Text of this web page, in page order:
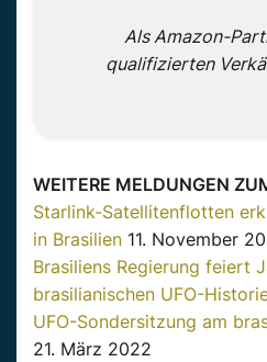
Als Amazon-
qualifizierten
WEITERE MELDUNGEN
Starlink-Satellitenflotten
in Brasilien 11. November
Brasiliens Regierung feiert
brasilianischen UFO-
UFO-Sondersitzung am
21. März 2022